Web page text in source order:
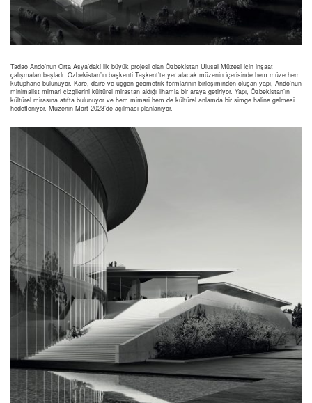
Tadao Ando’nun Orta Asya’daki ilk büyük projesi olan Özbekistan Ulusal Müzesi için inşaat
çalışmaları başladı. Özbekistan’ın başkenti Taşkent’te yer alacak müzenin içerisinde hem müze hem
kütüphane bulunuyor. Kare, daire ve üçgen geometrik formlarının birleşiminden oluşan yapı, Ando’nun
minimalist mimari çizgilerini kültürel mirastan aldığı ilhamla bir araya getiriyor. Yapı, Özbekistan’ın
kültürel mirasına atıfta bulunuyor ve hem mimari hem de kültürel anlamda bir simge haline gelmesi
hedefleniyor. Müzenin Mart 2028’de açılması planlanıyor.